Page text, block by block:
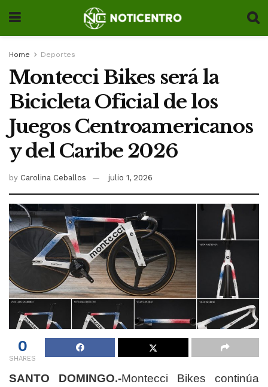
Home Deportes
Montecci Bikes será la
Bicicleta Oficial de los
Juegos Centroamericanos
y del Caribe 2026
by Carolina Ceballos julio 1, 2026
0
SHARES
SANTO DOMINGO.-Montecci Bikes continúa